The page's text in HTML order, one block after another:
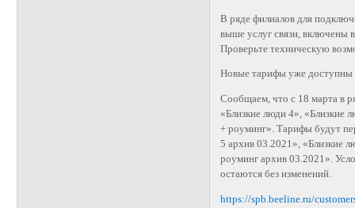
В ряде филиалов для
выше услуг связи, включены
Проверьте техническую
Новые тарифы уже доступны
Сообщаем, что с 18 марта в
«Близкие люди 4», «Близкие
+ роуминг». Тарифы будут
5 архив 03.2021», «Близкие
роуминг архив 03.2021».
остаются без изменений.
https://spb.beeline.ru/